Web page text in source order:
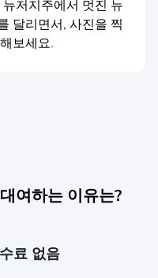
저지주에서 멋진 뉴
달리면서, 사진을 찍
보세요.
여하는 이유는?
료 없음